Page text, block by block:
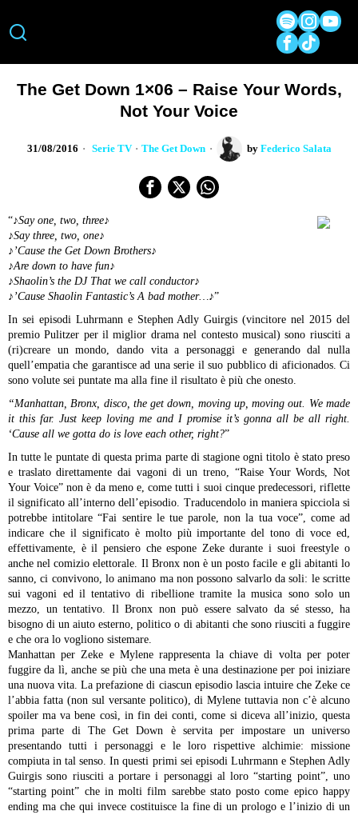
The Get Down 1×06 – Raise Your Words,
Not Your Voice
31/08/2016 Serie TV · The Get Down by Federico Salata
“♪Say one, two, three♪
♪Say three, two, one♪
♪’Cause the Get Down Brothers♪
♪Are down to have fun♪
♪Shaolin’s the DJ That we call conductor♪
♪’Cause Shaolin Fantastic’s A bad mother…♪”
In sei episodi Luhrmann e Stephen Adly Guirgis (vincitore nel 2015 del
premio Pulitzer per il miglior drama nel contesto musical) sono riusciti a
(ri)creare un mondo, dando vita a personaggi e generando dal nulla
quell’empatia che garantisce ad una serie il suo pubblico di aficionados. Ci
sono volute sei puntate ma alla fine il risultato è più che onesto.
“Manhattan, Bronx, disco, the get down, moving up, moving out. We made
it this far. Just keep loving me and I promise it’s gonna all be all right.
‘Cause all we gotta do is love each other, right?”
In tutte le puntate di questa prima parte di stagione ogni titolo è stato preso
e traslato direttamente dai vagoni di un treno, “Raise Your Words, Not
Your Voice” non è da meno e, come tutti i suoi cinque predecessori, riflette
il significato all’interno dell’episodio. Traducendolo in maniera spicciola si
potrebbe intitolare “Fai sentire le tue parole, non la tua voce”, come ad
indicare che il significato è molto più importante del tono di voce ed,
effettivamente, è il pensiero che espone Zeke durante i suoi freestyle o
anche nel comizio elettorale. Il Bronx non è un posto facile e gli abitanti lo
sanno, ci convivono, lo animano ma non possono salvarlo da soli: le scritte
sui vagoni ed il tentativo di ribellione tramite la musica sono solo un
mezzo, un tentativo. Il Bronx non può essere salvato da sé stesso, ha
bisogno di un aiuto esterno, politico o di abitanti che sono riusciti a fuggire
e che ora lo vogliono sistemare.
Manhattan per Zeke e Mylene rappresenta la chiave di volta per poter
fuggire da lì, anche se più che una meta è una destinazione per poi iniziare
una nuova vita. La prefazione di ciascun episodio lascia intuire che Zeke ce
l’abbia fatta (non sul versante politico), di Mylene tuttavia non c’è alcuno
spoiler ma va bene così, in fin dei conti, come si diceva all’inizio, questa
prima parte di The Get Down è servita per impostare un universo
presentando tutti i personaggi e le loro rispettive alchimie: missione
compiuta in tal senso. In questi primi sei episodi Luhrmann e Stephen Adly
Guirgis sono riusciti a portare i personaggi al loro “starting point”, uno
“starting point” che in molti film sarebbe stato posto come epico happy
ending ma che qui invece costituisce la fine di un prologo e l’inizio di un